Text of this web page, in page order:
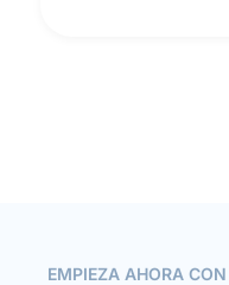
EMPIEZA AHORA